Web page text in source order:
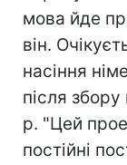
мова йде
він.
насіння
після
р. "Цей
постійні